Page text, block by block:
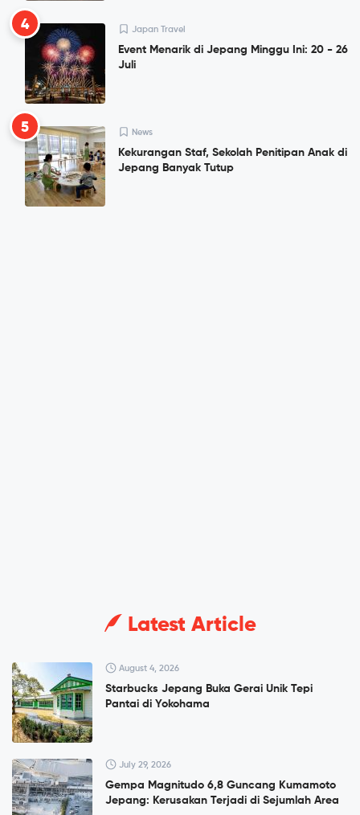
4 Japan Travel
Event Menarik di Jepang Minggu Ini: 20 - 26
Juli
5 News
Kekurangan Staf, Sekolah Penitipan Anak di
Jepang Banyak Tutup
Latest Article
August 4, 2026
Starbucks Jepang Buka Gerai Unik Tepi
Pantai di Yokohama
July 29, 2026
Gempa Magnitudo 6,8 Guncang Kumamoto
Jepang: Kerusakan Terjadi di Sejumlah Area